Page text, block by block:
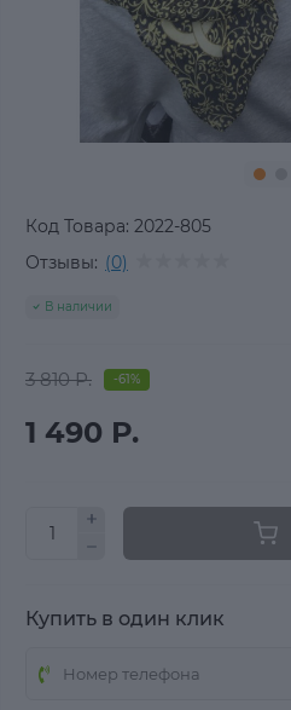
Код Товара: 2022-805
Отзывы: (0)
В наличии
3 810 Р. -61%
1 490 Р.
Купить в один клик